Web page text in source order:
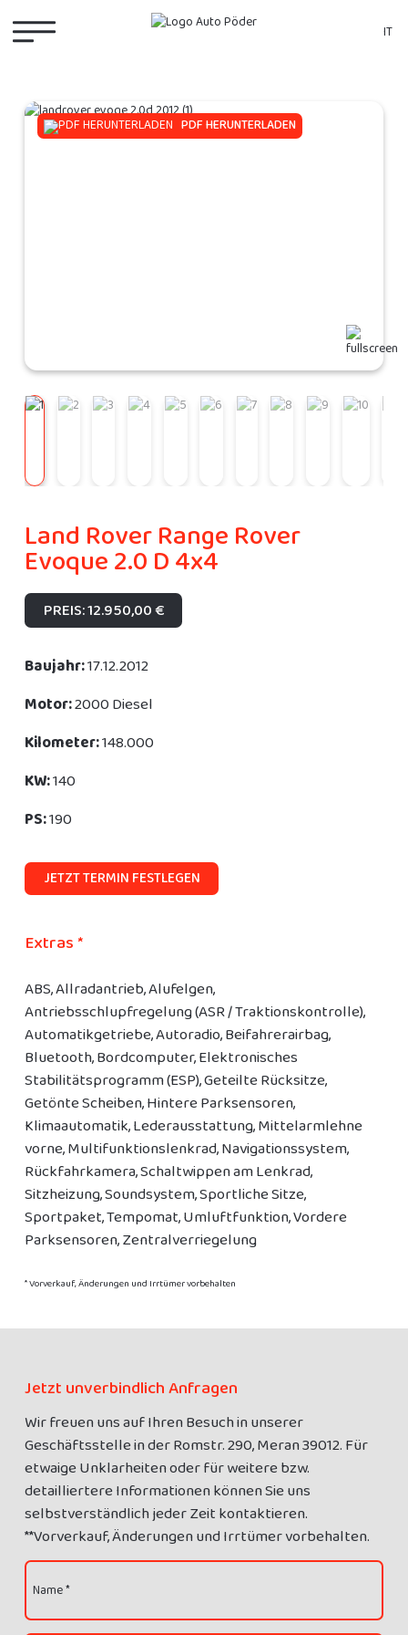
PDF HERUNTERLADEN
Land Rover Range Rover
Evoque 2.0 D 4x4
PREIS: 12.950,00 €
Baujahr:17.12.2012
Motor:2000 Diesel
Kilometer:148.000
KW:140
PS:190
JETZT TERMIN FESTLEGEN
Extras *
ABS, Allradantrieb, Alufelgen,
Antriebsschlupfregelung (ASR / Traktionskontrolle),
Automatikgetriebe, Autoradio, Beifahrerairbag,
Bluetooth, Bordcomputer, Elektronisches
Stabilitätsprogramm (ESP), Geteilte Rücksitze,
Getönte Scheiben, Hintere Parksensoren,
Klimaautomatik, Lederausstattung, Mittelarmlehne
vorne, Multifunktionslenkrad, Navigationssystem,
Rückfahrkamera, Schaltwippen am Lenkrad,
Sitzheizung, Soundsystem, Sportliche Sitze,
Sportpaket, Tempomat, Umluftfunktion, Vordere
Parksensoren, Zentralverriegelung
* Vorverkauf, Änderungen und Irrtümer vorbehalten
Jetzt unverbindlich Anfragen
Wir freuen uns auf Ihren Besuch in unserer
Geschäftsstelle in der Romstr. 290, Meran 39012. Für
etwaige Unklarheiten oder für weitere bzw.
detailliertere Informationen können Sie uns
selbstverständlich jeder Zeit kontaktieren.
**Vorverkauf, Änderungen und Irrtümer vorbehalten.
Name *
IT